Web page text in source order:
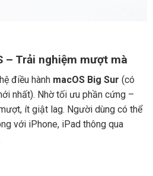
– Trải nghiệm mượt mà
điều hành macOS Big Sur (có
nhất). Nhờ tối ưu phần cứng –
ít giật lag. Người dùng có thể
với iPhone, iPad thông qua